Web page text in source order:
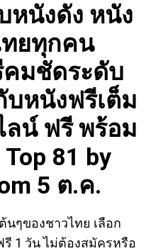
หนังดัง หนัง
ยทุกคน
มชัดระดับ
หนังฟรีเต็ม
ลน์ ฟรี พร้อม
81 by
5 ต.ค.
นๆของชาวไทย เลือก
1 วัน ไม่ต้องสมัครหรือ